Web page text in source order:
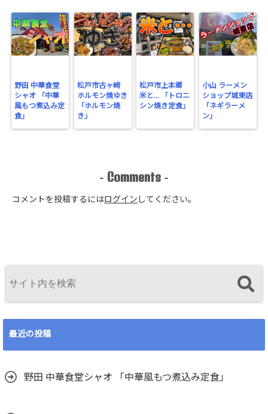
野田 中華食堂
シャオ 「中華
風もつ煮込み定
食」
松戸市古ヶ崎
ホルモン焼ゆき
「ホルモン焼
き」
松戸市上本郷
米と… 「トロニ
シン焼き定食」
小山 ラーメン
ショップ城東店
「ネギラーメ
ン」
- Comments -
コメントを投稿するには ログイン してください。
最近の投稿
野田 中華食堂シャオ 「中華風もつ煮込み定食」